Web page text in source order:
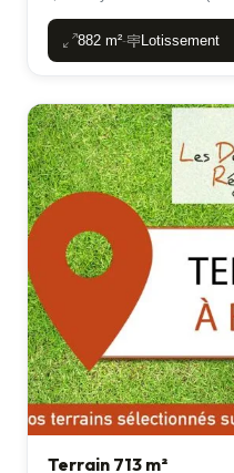
882 m²- Lotissement
Terrain 713 m²